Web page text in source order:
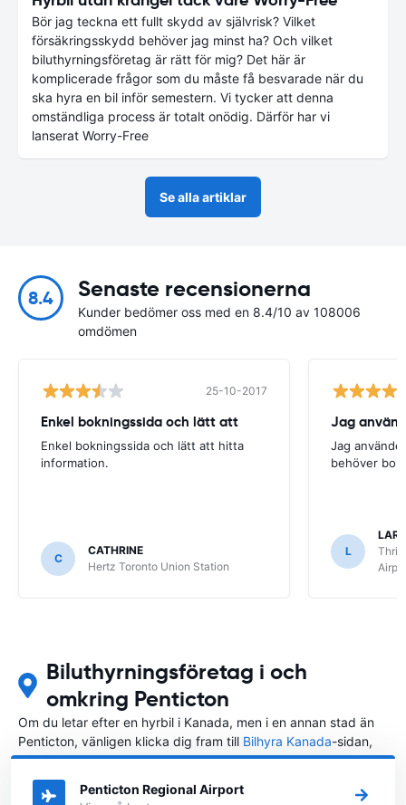
Bör jag teckna ett fullt skydd av självrisk? Vilket
försäkringsskydd behöver jag minst ha? Och vilket
biluthyrningsföretag är rätt för mig? Det här är
komplicerade frågor som du måste få besvarade när du
ska hyra en bil inför semestern. Vi tycker att denna
omständliga process är totalt onödig. Därför har vi
lanserat Worry-Free
Se alla artiklar
8.4 Senaste recensionerna
Kunder bedömer oss med en 8.4/10 av 108006
omdömen
25-10-2017
Enkel bokningssida och lätt att
Enkel bokningssida och lätt att hitta
information.
C
CATHRINE
Hertz Toronto Union Station
Jag
Jag
behöver
L
Biluthyrningsföretag i och
omkring Penticton
Om du letar efter en hyrbil i Kanada, men i en annan stad än
Penticton, vänligen klicka dig fram till Bilhyra Kanada-sidan,
där du kan välja i vilken stad i Kanada du vill hyra en bil.
Penticton Regional Airport